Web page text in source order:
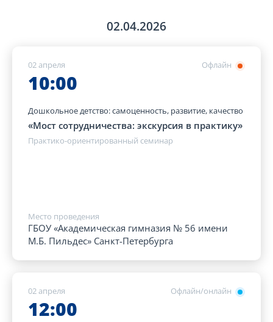
02.04.2026
Офлайн
02 апреля
10:00
Дошкольное детство: самоценность, развитие, качество
«Мост сотрудничества: экскурсия в практику»
Практико-ориентированный семинар
Место проведения
ГБОУ «Академическая гимназия № 56 имени
М.Б. Пильдес» Санкт-Петербурга
Офлайн/онлайн
02 апреля
12:00